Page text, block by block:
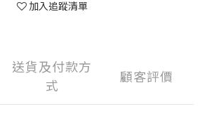
加入追蹤清單
送貨及付款方
式
顧客評價